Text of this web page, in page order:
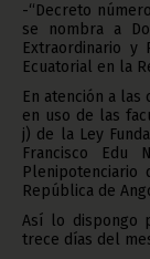
-“Decreto
se nombra a
Extraordinario y
Ecuatorial en la
En atención a
en uso de las
j) de la Ley
Francisco Edu
República de
Así lo dispongo
trece días del